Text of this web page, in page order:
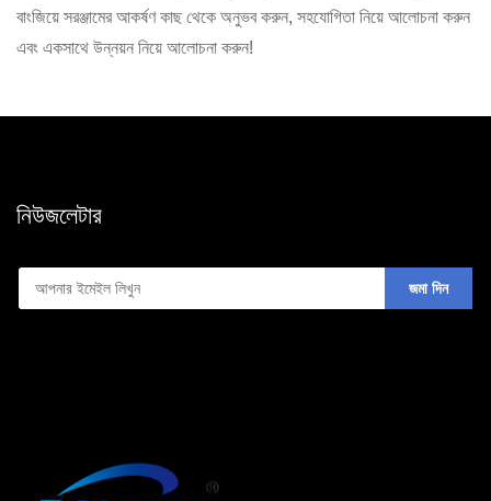
বাংজিয়ে সরঞ্জামের আকর্ষণ কাছ থেকে অনুভব করুন, সহযোগিতা নিয়ে আলোচনা করুন
এবং একসাথে উন্নয়ন নিয়ে আলোচনা করুন!
নিউজলেটার
জমা দিন